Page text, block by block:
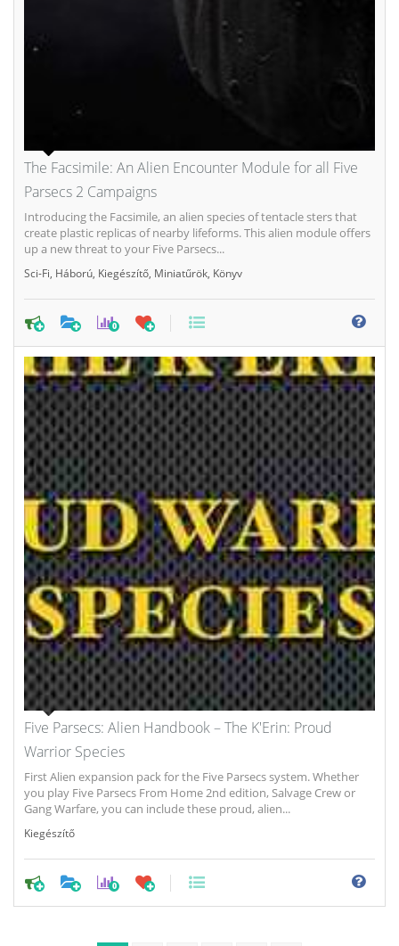
The Facsimile: An Alien Encounter Module for all Five
Parsecs 2 Campaigns
Introducing the Facsimile, an alien species of tentacle sters that
create plastic replicas of nearby lifeforms. This alien module offers
up a new threat to your Five Parsecs...
Sci-Fi Háború Kiegészítő Miniatűrök Könyv
0
Five Parsecs: Alien Handbook – The K'Erin: Proud
Warrior Species
First Alien expansion pack for the Five Parsecs system. Whether
you play Five Parsecs From Home 2nd edition, Salvage Crew or
Gang Warfare, you can include these proud, alien...
Kiegészítő
0